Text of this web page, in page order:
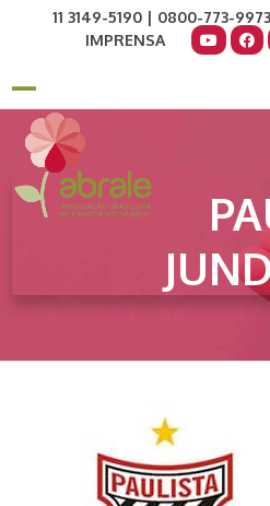
11 3149-5190 | 0800-773-9973
IMPRENSA
Open
mobile
menu
Close
mobile
menu